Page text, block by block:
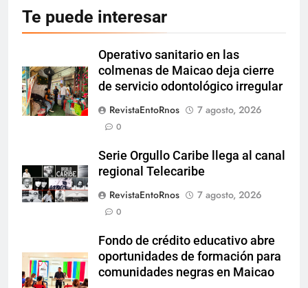
Te puede interesar
Operativo sanitario en las
colmenas de Maicao deja cierre
de servicio odontológico irregular
RevistaEntoRnos
7 agosto, 2026
0
Serie Orgullo Caribe llega al canal
regional Telecaribe
RevistaEntoRnos
7 agosto, 2026
0
Fondo de crédito educativo abre
oportunidades de formación para
comunidades negras en Maicao